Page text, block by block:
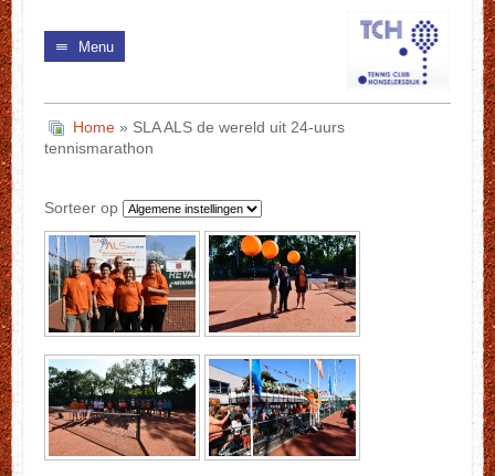
Menu
Home» SLA ALS de wereld uit 24-uurs
tennismarathon
Sorteer op